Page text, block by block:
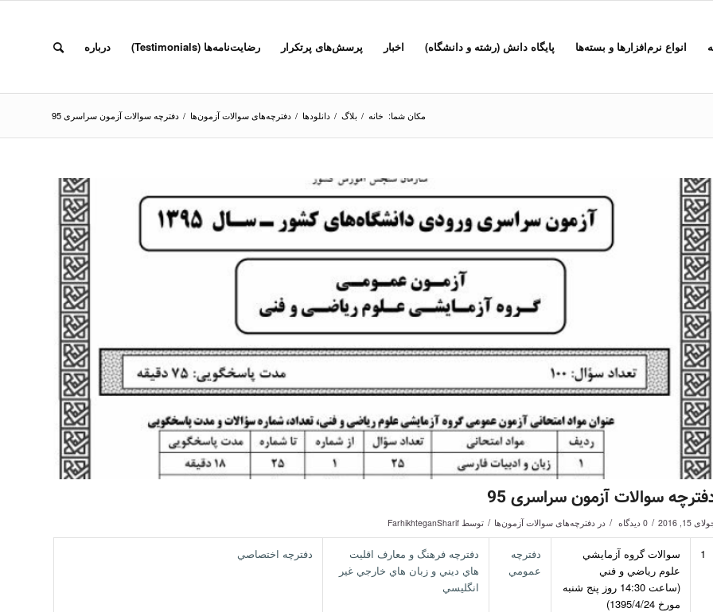
انواع نرم‌افزارها و بسته‌ها پایگاه دانش (رشته و دانشگاه) اخبار پرسش‌های پرتکرار رضایت‌نامه‌ها (Testimonials) درباره
مکان شما: خانه / بلاگ / دانلودها / دفترچه‌‌های سوالات آزمون‌ها / دفترچه سوالات آزمون سراسری 95
سوالات آزمون سراسری 95
15, 2016
/ 0 دیدگاه / در دفترچه‌‌های سوالات آزمون‌ها / توسط FarhikhteganSharif
1
سوالات گروه آزمايشي
علوم رياضي و فني
(ساعت 14:30 روز پنج شنبه
مورخ 1395/4/24)
دفترچه
عمومي
دفترچه فرهنگ و معارف اقليت
هاي ديني و زبان هاي خارجي غير
انگليسي
دفترچه اختصاصي